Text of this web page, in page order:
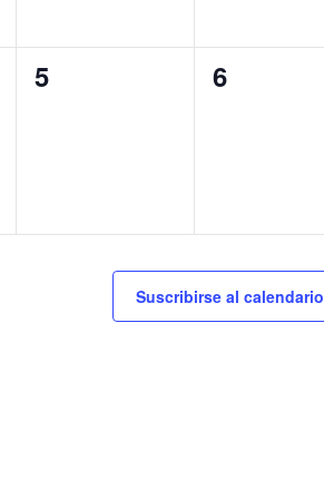
0
5
0
6
Suscribirse al calendario